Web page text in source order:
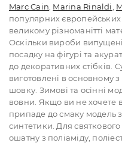
Marc Cain Marina Rinaldi
популярних
великому різноманітті
Оскільки вироби
посадку на фігурі та
до декоративних стібків.
виготовлені в основному
шовку. Зимові та осінні
вовни. Якщо ви не хочете
припаде до смаку модель
синтетики. Для
ошатну з поліаміду,